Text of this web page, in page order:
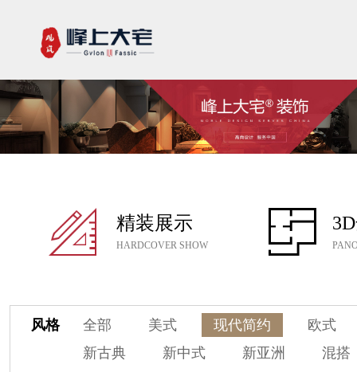
精装展示
HARDCOVER SHOW
风格 全部 美式 现代简约
欧式
新古典
新中式 新亚洲
混搭